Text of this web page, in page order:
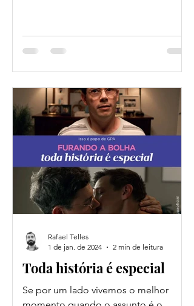
Toda história é especial
Se por um lado vivemos o melhor
Rafael Telles
1 de jan. de 2024
2 min de leitura